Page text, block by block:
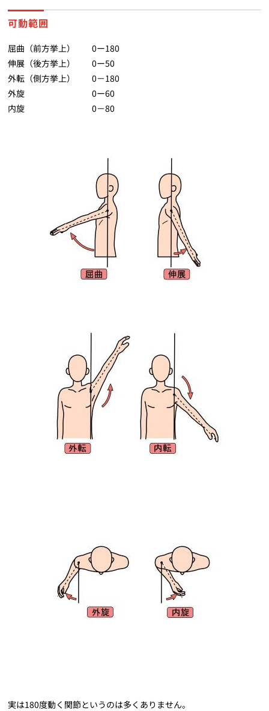
可動範囲
屈曲（前方挙上） 0ー180
伸展（後方挙上） 0ー50
外転（側方挙上） 0－180
外旋 0ー60
内旋 0－80
実は180度動く関節というのは多くありません。